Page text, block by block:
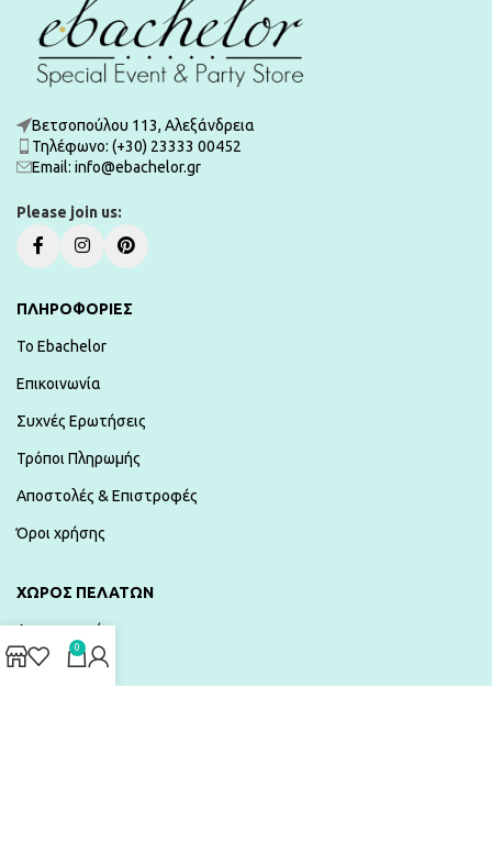
Βετσοπούλου 113, Αλεξάνδρεια
Τηλέφωνο: (+30) 23333 00452
Εmail: info@ebachelor.gr
Please join us:
ΠΛΗΡΟΦΟΡΙΕΣ
To Ebachelor
Επικοινωνία
Συχνές Ερωτήσεις
Τρόποι Πληρωμής
Αποστολές & Επιστροφές
Όροι χρήσης
ΧΏΡΟΣ ΠΕΛΑΤΏΝ
Λογαριασμός
Καλάθι
0